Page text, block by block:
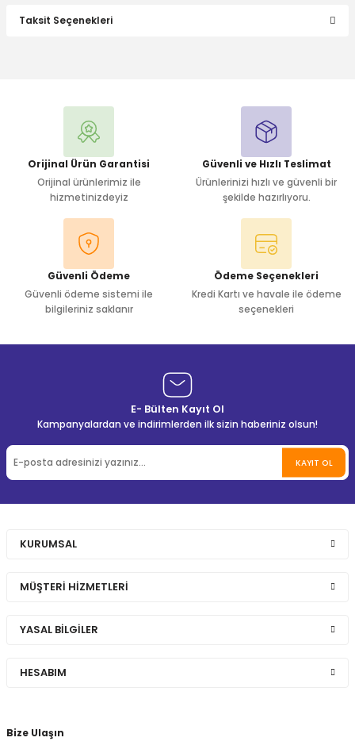
Taksit Seçenekleri
Orijinal Ürün Garantisi
Orijinal ürünlerimiz ile
hizmetinizdeyiz
Güvenli ve Hızlı Teslimat
Ürünlerinizi hızlı ve güvenli bir
şekilde hazırlıyoru.
Güvenli Ödeme
Güvenli ödeme sistemi ile
bilgileriniz saklanır
Ödeme Seçenekleri
Kredi Kartı ve havale ile ödeme
seçenekleri
E- Bülten Kayıt Ol
Kampanyalardan ve indirimlerden ilk sizin haberiniz olsun!
KAYIT OL
Bize Ulaşın
KURUMSAL
MÜŞTERİ HİZMETLERİ
YASAL BİLGİLER
HESABIM